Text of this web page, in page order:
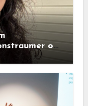
og